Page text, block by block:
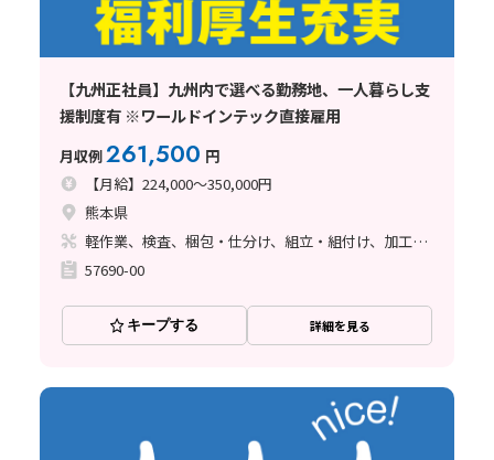
【九州正社員】九州内で選べる勤務地、一人暮らし支
援制度有 ※ワールドインテック直接雇用
月収例261,500 円
【月給】224,000～350,000円
熊本県
軽作業、検査、梱包・仕分け、組立・組付け、加工、マシンオペレーター、クリーンルーム、清掃・洗浄、品質管理、メンテナンス・保全、フォークリフト、座り作業、玉掛け・クレーン、ライン作業、ハンダ付け、鋳造・鍛造、立ち作業、溶接、塗装、バリ取り
57690-00
キープする 詳細を見る